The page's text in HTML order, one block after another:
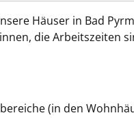
Häuser in Bad
die Arbeitszeiten
(in den